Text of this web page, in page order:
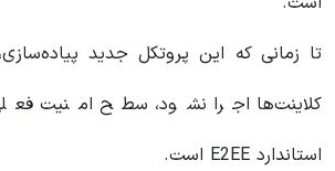
تا زمانی که این پروتکل جدید
کلاینت‌ها اجرا نشود، سطح امنیت
استاندارد E2EE است.